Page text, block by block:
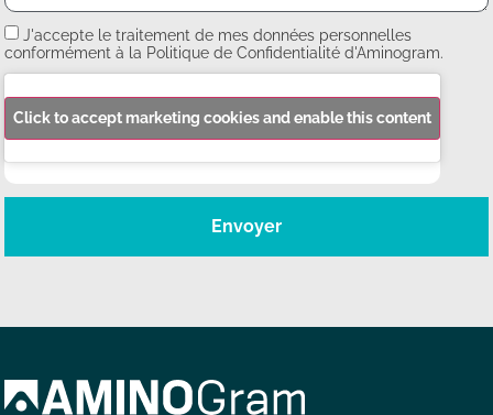
J'accepte le traitement de mes données personnelles
conformément à la Politique de Confidentialité d'Aminogram.
Click to accept marketing cookies and enable this content
Envoyer